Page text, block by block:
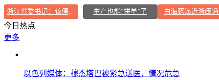
浙江省委书记：该停下的坚决停下来 生产也能“拼单”了 白海豚逼近浙闽
今日热点
更多
以色列媒体：穆杰塔巴被紧急送医，情况危急